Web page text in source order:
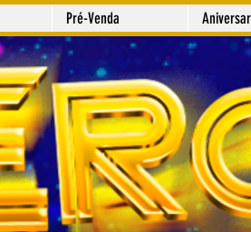
Pré-Venda